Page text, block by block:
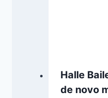
Halle
de novo